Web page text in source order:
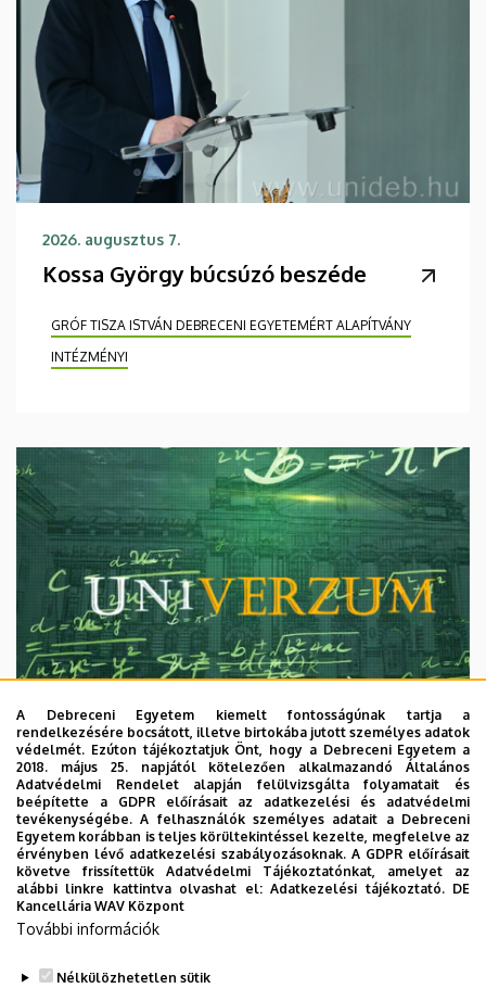
2026. augusztus 7.
Kossa György búcsúzó beszéde
GRÓF TISZA ISTVÁN DEBRECENI EGYETEMÉRT ALAPÍTVÁNY
INTÉZMÉNYI
2026. augusztus 7.
Univerzum: A Debreceni Egyetem
titkos receptjei
KUTATÁS TUDOMÁNY
A Debreceni Egyetem kiemelt fontosságúnak tartja a
rendelkezésére bocsátott, illetve birtokába jutott személyes adatok
védelmét. Ezúton tájékoztatjuk Önt, hogy a Debreceni Egyetem a
2018. május 25. napjától kötelezően alkalmazandó Általános
Adatvédelmi Rendelet alapján felülvizsgálta folyamatait és
beépítette a GDPR előírásait az adatkezelési és adatvédelmi
tevékenységébe. A felhasználók személyes adatait a Debreceni
Egyetem korábban is teljes körültekintéssel kezelte, megfelelve az
érvényben lévő adatkezelési szabályozásoknak. A GDPR előírásait
követve frissítettük Adatvédelmi Tájékoztatónkat, amelyet az
alábbi linkre kattintva olvashat el:Adatkezelési tájékoztató. DE
Kancellária WAV Központ
További információk
Nélkülözhetetlen sütik